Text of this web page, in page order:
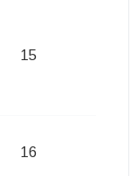
15
16